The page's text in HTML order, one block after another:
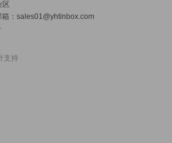
区
： sales01@yhtinbox.com
支持